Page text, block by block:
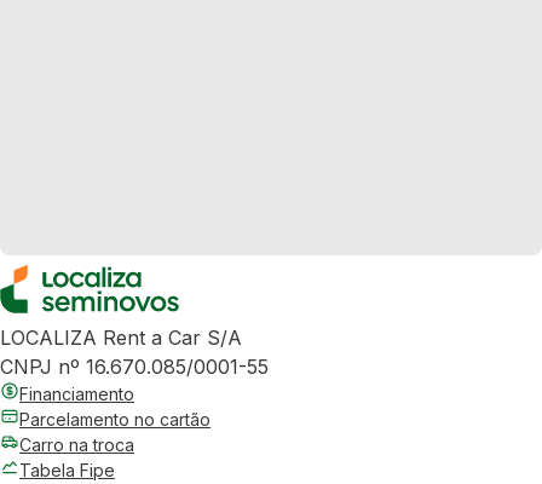
LOCALIZA Rent a Car S/A
CNPJ nº 16.670.085/0001-55
Financiamento
Parcelamento no cartão
Carro na troca
Tabela Fipe